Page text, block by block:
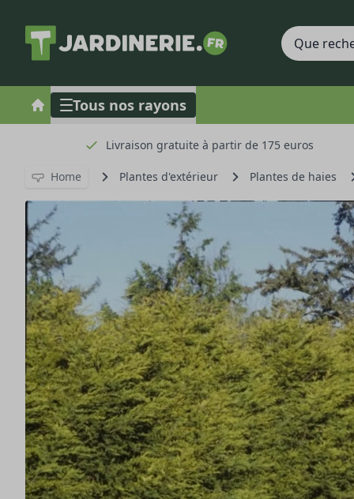
Tous nos rayons
Livraison gratuite à partir de 175 euros
Home Plantes d'extérieur Plantes de haies